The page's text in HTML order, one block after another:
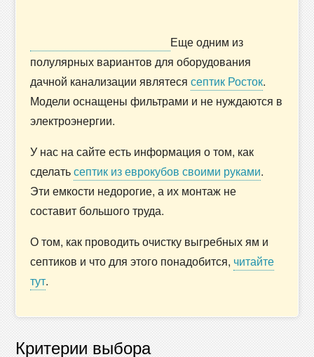
Еще одним из
полулярных вариантов для оборудования
дачной канализации являтеся септик Росток.
Модели оснащены фильтрами и не нуждаются в
электроэнергии.
У нас на сайте есть информация о том, как
сделатьсептик из еврокубов своими руками.
Эти емкости недорогие, а их монтаж не
составит большого труда.
О том, как проводить очистку выгребных ям и
септиков и что для этого понадобится, читайте
тут.
Критерии выбора